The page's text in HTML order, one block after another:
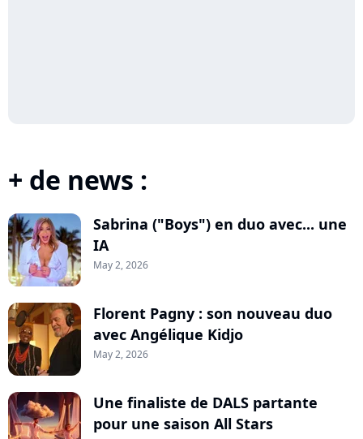
+ de news :
Sabrina ("Boys") en duo avec... une
IA
May 2, 2026
Florent Pagny : son nouveau duo
avec Angélique Kidjo
May 2, 2026
Une finaliste de DALS partante
pour une saison All Stars